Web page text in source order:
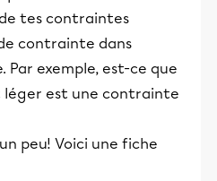
tes contraintes
contrainte dans
Par exemple, est-ce que
léger est une contrainte
peu! Voici une fiche